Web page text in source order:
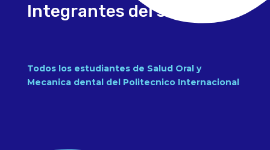
Integrantes del semillero
Todos los estudiantes de Salud Oral y
Mecanica dental del Politecnico Internacional